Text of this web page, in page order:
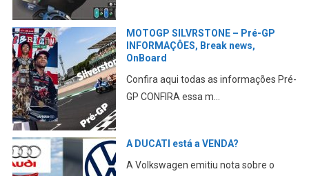
MOTOGP SILVRSTONE – Pré-GP
INFORMAÇÔES, Break news,
OnBoard
Confira aqui todas as informações Pré-
GP CONFIRA essa m...
A DUCATI está a VENDA?
A Volkswagen emitiu nota sobre o